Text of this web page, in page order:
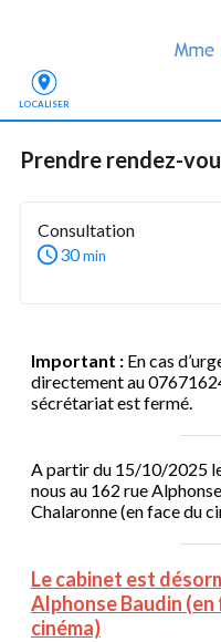
LOCALISER
Prendre rendez-
Consultation
30min
Important :En cas
directement au
sécrétariat est fermé.
A partir du 15/10/2025
nous au 162 rue
Chalaronne (en face du
Le cabinet est
Alphonse Baudin
cinéma)